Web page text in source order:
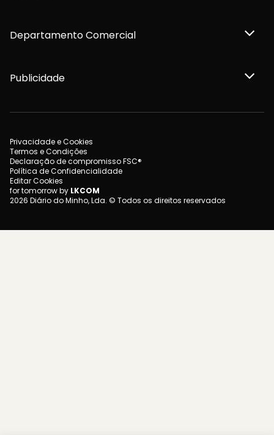
Departamento Comercial
Publicidade
Privacidade e Cookies
Termos e Condições
Declaração de compromisso FSC®
Política de Confidencialidade
Editar Cookies
for tomorrow by LKCOM
2026 Diário do Minho, Lda. © Todos os direitos reservados